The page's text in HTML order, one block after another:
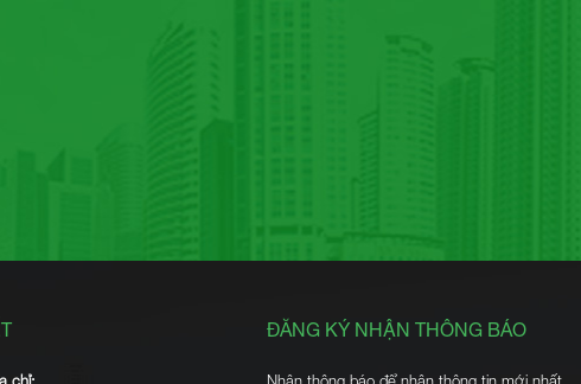
chỉ:
ĐĂNG KÝ NHẬN THÔNG BÁO
Nhận thông báo để nhận thông tin mới nhất